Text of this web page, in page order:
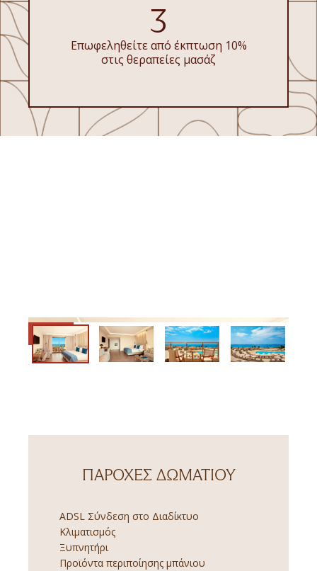
ΠΑΡΟΧΈΣ ΔΩΜΑΤΊΟΥ
ADSL Σύνδεση στο Διαδίκτυο
Κλιματισμός
Ξυπνητήρι
Προϊόντα περιποίησης μπάνιου
3
Επωφεληθείτε από έκπτωση 10%
στις θεραπείες μασάζ